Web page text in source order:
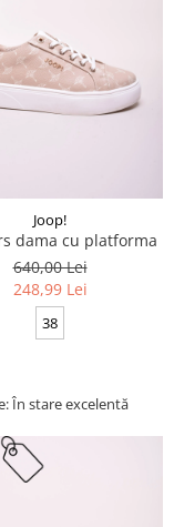
Joop!
dama cu platforma
640,00 Lei
248,99 Lei
38
În stare excelentă